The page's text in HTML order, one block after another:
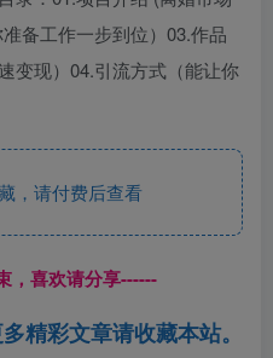
备工作一步到位）03.作品
变现）04.引流方式（能让你
，请付费后查看
，喜欢请分享------
精彩文章请收藏本站。